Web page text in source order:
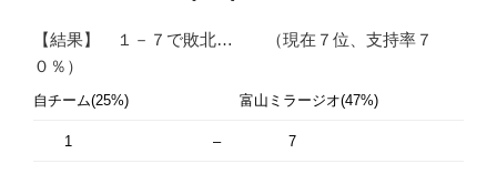
【結果】 １－７で敗北… （現在７位、支持率７
０％）
自チーム(25%) 富山ミラージオ(47%)
1 – 7